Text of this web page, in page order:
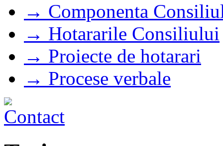
→ Componenta
→ Hotararile Consiliului
→ Proiecte de hotarari
→ Procese verbale